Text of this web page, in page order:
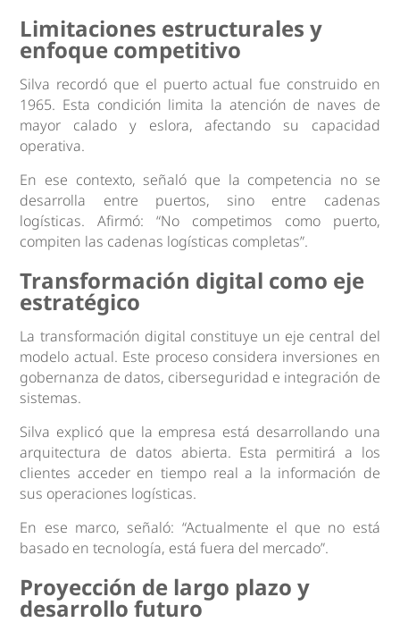
Limitaciones estructurales y
enfoque competitivo
Silva recordó que el puerto actual fue construido en
1965. Esta condición limita la atención de naves de
mayor calado y eslora, afectando su capacidad
operativa.
En ese contexto, señaló que la competencia no se
desarrolla entre puertos, sino entre cadenas
logísticas. Afirmó: “No competimos como puerto,
compiten las cadenas logísticas completas”.
Transformación digital como eje
estratégico
La transformación digital constituye un eje central del
modelo actual. Este proceso considera inversiones en
gobernanza de datos, ciberseguridad e integración de
sistemas.
Silva explicó que la empresa está desarrollando una
arquitectura de datos abierta. Esta permitirá a los
clientes acceder en tiempo real a la información de
sus operaciones logísticas.
En ese marco, señaló: “Actualmente el que no está
basado en tecnología, está fuera del mercado”.
Proyección de largo plazo y
desarrollo futuro